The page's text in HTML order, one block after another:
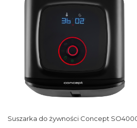
Suszarka do żywności Concept